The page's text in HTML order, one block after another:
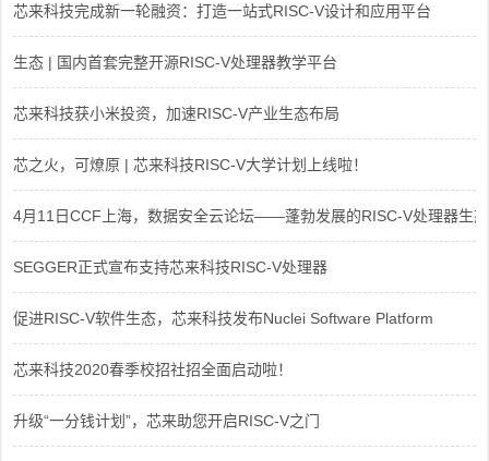
芯来科技完成新一轮融资：打造一站式RISC-V设计和应用平台
生态 | 国内首套完整开源RISC-V处理器教学平台
芯来科技获小米投资，加速RISC-V产业生态布局
芯之火，可燎原 | 芯来科技RISC-V大学计划上线啦！
4月11日CCF上海，数据安全云论坛——蓬勃发展的RISC-V处理器生态
SEGGER正式宣布支持芯来科技RISC-V处理器
促进RISC-V软件生态，芯来科技发布Nuclei Software Platform
芯来科技2020春季校招社招全面启动啦！
升级“一分钱计划”，芯来助您开启RISC-V之门